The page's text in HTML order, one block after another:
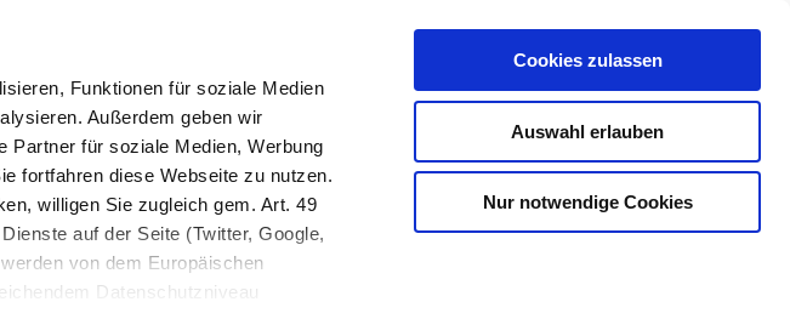
Funktionen für soziale Medien
Außerdem geben wir
Partner für soziale Medien, Werbung
fortfahren diese Webseite zu nutzen.
willigen Sie zugleich gem. Art. 49
auf der Seite (Twitter, Google,
von dem Europäischen
Datenschutzniveau
Cookies zulassen
Auswahl erlauben
Nur notwendige Cookies